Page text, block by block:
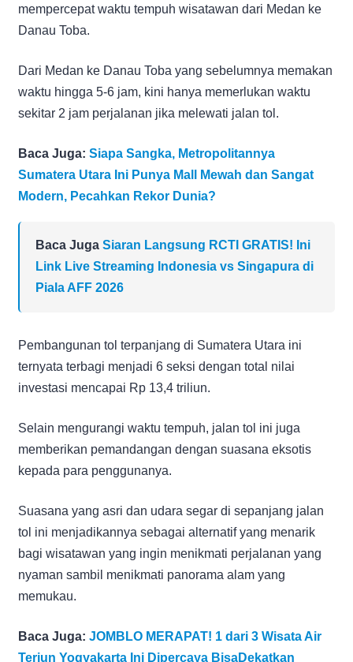
mempercepat waktu tempuh wisatawan dari Medan ke
Danau Toba.
Dari Medan ke Danau Toba yang sebelumnya memakan
waktu hingga 5-6 jam, kini hanya memerlukan waktu
sekitar 2 jam perjalanan jika melewati jalan tol.
Baca Juga: Siapa Sangka, Metropolitannya
Sumatera Utara Ini Punya Mall Mewah dan Sangat
Modern, Pecahkan Rekor Dunia?
Baca Juga Siaran Langsung RCTI GRATIS! Ini
Link Live Streaming Indonesia vs Singapura di
Piala AFF 2026
Pembangunan tol terpanjang di Sumatera Utara ini
ternyata terbagi menjadi 6 seksi dengan total nilai
investasi mencapai Rp 13,4 triliun.
Selain mengurangi waktu tempuh, jalan tol ini juga
memberikan pemandangan dengan suasana eksotis
kepada para penggunanya.
Suasana yang asri dan udara segar di sepanjang jalan
tol ini menjadikannya sebagai alternatif yang menarik
bagi wisatawan yang ingin menikmati perjalanan yang
nyaman sambil menikmati panorama alam yang
memukau.
Baca Juga: JOMBLO MERAPAT! 1 dari 3 Wisata Air
Terjun Yogyakarta Ini Dipercaya BisaDekatkan